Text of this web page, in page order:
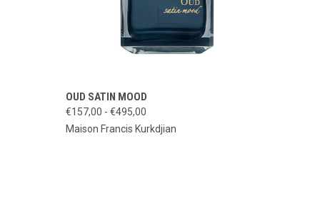
SCHNELLANSICHT
OUD SATIN MOOD
€157,00 - €495,00
Maison Francis Kurkdjian